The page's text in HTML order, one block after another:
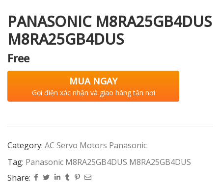
PANASONIC M8RA25GB4DUS
M8RA25GB4DUS
Free
MUA NGAY
Gọi điện xác nhận và giao hàng tận nơi
Category: AC Servo Motors Panasonic
Tag: Panasonic M8RA25GB4DUS M8RA25GB4DUS
Share: